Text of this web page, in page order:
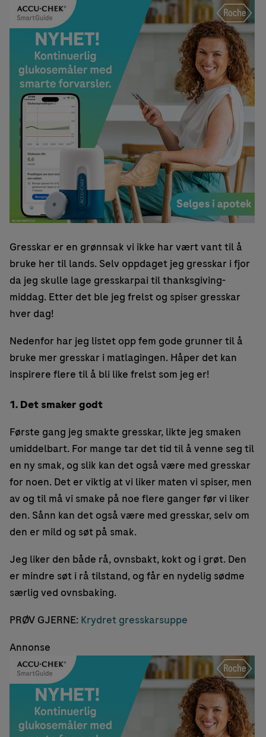
Gresskar er en grønnsak vi ikke har vært vant til å
bruke her til lands. Selv oppdaget jeg gresskar i fjor
da jeg skulle lage gresskarpai til thanksgiving-
middag. Etter det ble jeg frelst og spiser gresskar
hver dag!
Nedenfor har jeg listet opp fem gode grunner til å
bruke mer gresskar i matlagingen. Håper det kan
inspirere flere til å bli like frelst som jeg er!
1. Det smaker godt
Første gang jeg smakte gresskar, likte jeg smaken
umiddelbart. For mange tar det tid til å venne seg til
en ny smak, og slik kan det også være med gresskar
for noen. Det er viktig at vi liker maten vi spiser, men
av og til må vi smake på noe flere ganger før vi liker
den. Sånn kan det også være med gresskar, selv om
den er mild og søt på smak.
Jeg liker den både rå, ovnsbakt, kokt og i grøt. Den
er mindre søt i rå tilstand, og får en nydelig sødme
særlig ved ovnsbaking.
PRØV GJERNE: Krydret gresskarsuppe
Annonse